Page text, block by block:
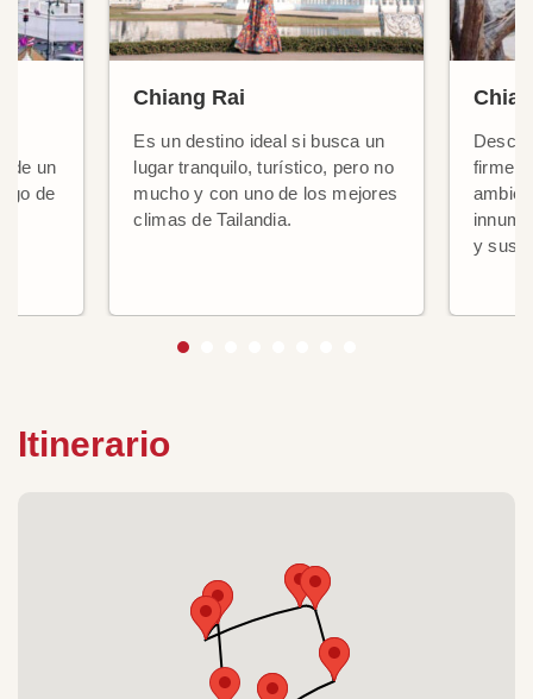
de un
de
Chiang Rai
Es un destino ideal si busca un
lugar tranquilo, turístico, pero no
mucho y con uno de los mejores
climas de Tailandia.
y sus
Itinerario